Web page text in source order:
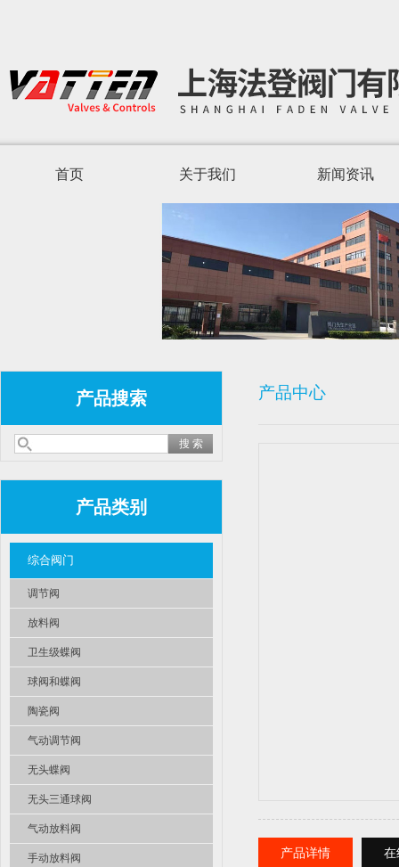
首页 关于我们 新闻资讯
产品搜索
产品类别
综合阀门
调节阀
放料阀
卫生级蝶阀
球阀和蝶阀
陶瓷阀
气动调节阀
无头蝶阀
无头三通球阀
气动放料阀
手动放料阀
产品中心
产品详情 在